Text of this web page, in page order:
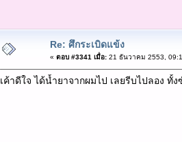
Re: ศึกระเบิดแข้ง
« ตอบ #3341 เมื่อ:21 ธันวาคม 2553,
เค้าดีใจ ได้น้ำยาจากผมไป เลยรีบไปลอง ทั้